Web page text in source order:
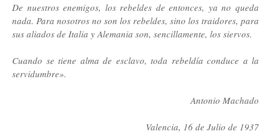
De nuestros enemigos, los rebeldes de entonces, ya no queda
nada. Para nosotros no son los rebeldes, sino los traidores, para
sus aliados de Italia y Alemania son, sencillamente, los siervos.
Cuando se tiene alma de esclavo, toda rebeldía conduce a la
servidumbre».
Antonio Machado
Valencia, 16 de Julio de 1937